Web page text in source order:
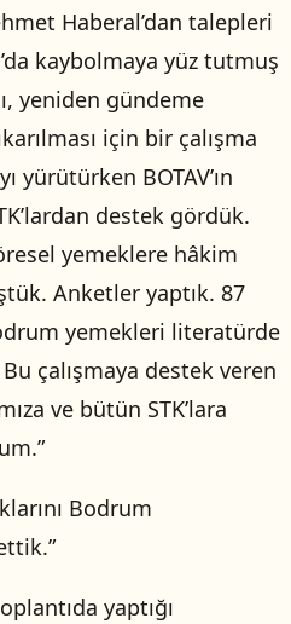
Haberal’dan talepleri
kaybolmaya yüz tutmuş
yeniden gündeme
için bir çalışma
yürütürken BOTAV’ın
destek gördük.
yemeklere hâkim
Anketler yaptık. 87
yemekleri literatürde
çalışmaya destek veren
ve bütün STK’lara
Bodrum
yaptığı